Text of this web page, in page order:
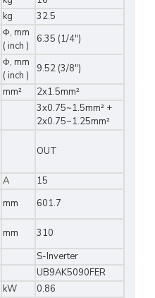
kg
32.5
Φ, mm
( inch )
6.35 (1/4")
Φ, mm
( inch )
9.52 (3/8")
mm²
2x1.5mm²
3x0.75~1.5mm² +
2x0.75~1.25mm²
OUT
A
15
mm
601.7
mm
310
S-Inverter
UB9AK5090FER
kW
0.86